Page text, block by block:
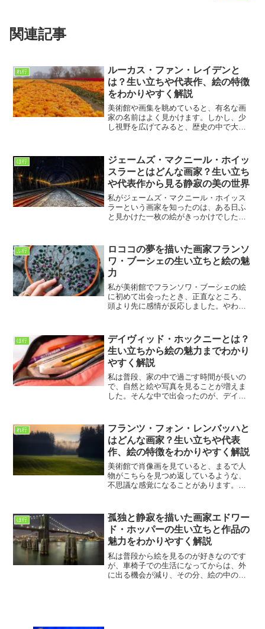
関連記事
れ行
ルーカス・ファン・レイデンと
は？生い立ちや代表作、絵の特徴
をわかりやすく解説
美術館や画集を眺めていると、有名な画
家の名前はよく見かけます。しかし、少
し視野を広げてみると、歴史の中で大き
存在します。私がルーカス・ファン・レ
イデンという画家を知った...
ほ行
ジェームズ・マクニール・ホイッ
スラーとはどんな画家？生い立ち
や代表作から見る静寂の美の世界
私がジェームズ・マクニール・ホイッス
ラーという画家を知ったのは、ある日ふ
と見かけた一枚の絵がきっかけでした。
んな不思議な魅力があって、気づけばそ
の絵の前で長く立ち止まって...
ふ行
ロココの夢を描いた画家フランソ
ワ・ブーシェの生い立ちと絵の魅
力
私が美術館でフランソワ・ブーシェの絵
に初めて出会ったとき、正直なところ、
頭より先に感情が反応しました。やわら
で展示室をゆっくり進みながら、現実の
身体の重さとは対照的に、...
ほ行
デイヴィッド・ホックニーとは？
生い立ちから絵の魅力までわかり
やすく解説
私は普段、家の中で過ごす時間が長いの
で、自然と絵や写真を見ることが増えま
した。そんな中で出会ったのが、デイヴ
持ちが軽くなる絵だな」と感じたのを覚
えています。派手な色使い...
れ行
フランツ・フォン・レンバッハと
はどんな画家？生い立ちや代表
作、絵の特徴をわかりやすく解説
美術館で肖像画を見ていると、まるで人
物がこちらを見つめ返しているような、
不思議な感覚になることがあります。私
か」と想像してしまいます。今回ご紹介
するフランツ・フォン・レン...
ほ行
孤独と静寂を描いた画家エドワー
ド・ホッパーの生い立ちと作品の
魅力をわかりやすく解説
私は普段から絵を見るのが好きなのです
が、車椅子での生活になってからは、外
に出る機会が減り、その分、絵の中の世